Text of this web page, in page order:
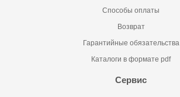
Способы оплаты
Возврат
Гарантийные обязательства
Каталоги в формате pdf
Сервис